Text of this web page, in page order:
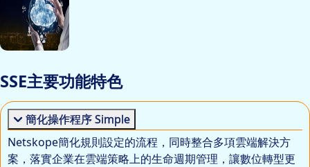
SSE主要功能特色
簡化操作程序 Simple
Netskope簡化規則設定的流程，同時整合多項雲端解決方
案，落實企業在雲端策略上的生命週期管理，讓數位轉型更